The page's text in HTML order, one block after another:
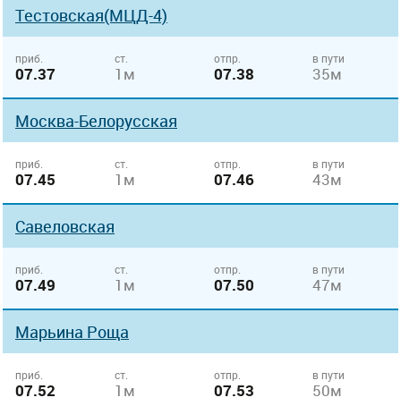
Тестовская(МЦД-4)
приб.
07.37
ст.
1м
отпр.
07.38
в пути
35м
Москва-Белорусская
приб.
07.45
ст.
1м
отпр.
07.46
в пути
43м
Савеловская
приб.
07.49
ст.
1м
отпр.
07.50
в пути
47м
Марьина Роща
приб.
07.52
ст.
1м
отпр.
07.53
в пути
50м